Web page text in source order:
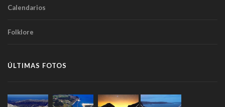
Calendarios
Folklore
ÚLTIMAS FOTOS